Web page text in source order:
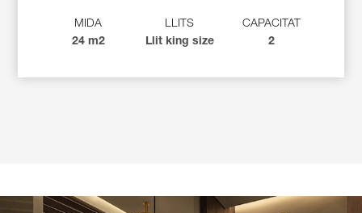
MIDA
24 m2
LLITS
Llit king size
CAPACITAT
2